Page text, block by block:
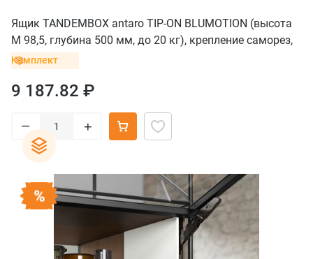
Ящик TANDEMBOX antaro TIP-ON BLUMOTION (высота
M 98,5, глубина 500 мм, до 20 кг), крепление саморез,
серый орион
Комплект
9 187.82 ₽
– +